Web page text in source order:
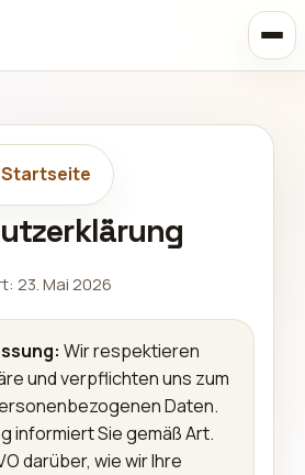
23. Mai 2026
Wir respektieren
und verpflichten uns zum
Daten.
informiert Sie gemäß Art.
darüber, wie wir Ihre